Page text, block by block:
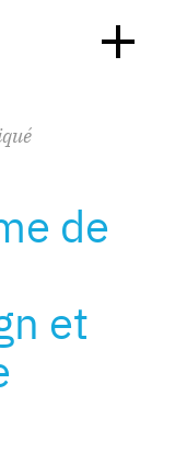
de
et